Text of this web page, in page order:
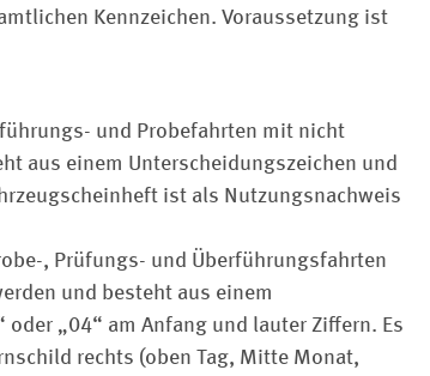
Kennzeichen. Voraussetzung ist
und Probefahrten mit nicht
aus einem Unterscheidungszeichen und
ist als Nutzungsnachweis
, Prüfungs- und Überführungsfahrten
und besteht aus einem
„04“ am Anfang und lauter Ziffern. Es
rechts (oben Tag, Mitte Monat,